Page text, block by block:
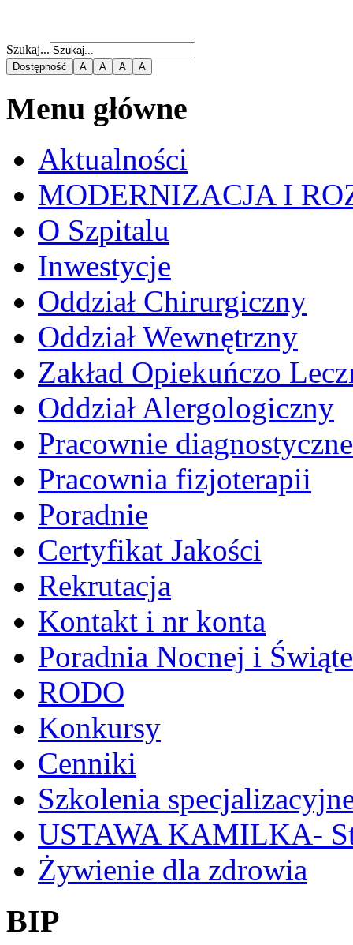
Szukaj...
Dostępność A A A A
Menu główne
Aktualności
MODERNIZACJA I
O Szpitalu
Inwestycje
Oddział Chirurgiczny
Oddział Wewnętrzny
Zakład Opiekuńczo
Oddział Alergologiczny
Pracownie diagnostyczne
Pracownia fizjoterapii
Poradnie
Certyfikat Jakości
Rekrutacja
Kontakt i nr konta
Poradnia Nocnej i
RODO
Konkursy
Cenniki
Szkolenia
USTAWA KAMILKA-
Żywienie dla zdrowia
BIP